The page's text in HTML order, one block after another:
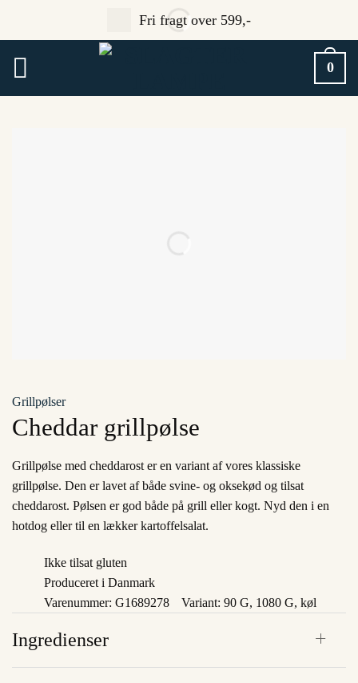
Fri fragt over 599,-
0
Grillpølser
Cheddar grillpølse
Grillpølse med cheddarost er en variant af vores klassiske
grillpølse. Den er lavet af både svine- og oksekød og tilsat
cheddarost. Pølsen er god både på grill eller kogt. Nyd den i en
hotdog eller til en lækker kartoffelsalat.
Ikke tilsat gluten
Produceret i Danmark
Varenummer: G1689278
Variant: 90 G, 1080 G, køl
Ingredienser